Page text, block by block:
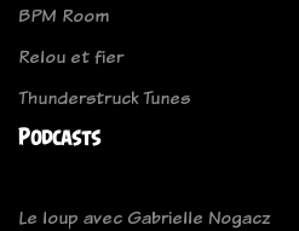
BPM Room
Relou et fier
Thunderstruck Tunes
Podcasts
Le loup avec Gabrielle Nogacz